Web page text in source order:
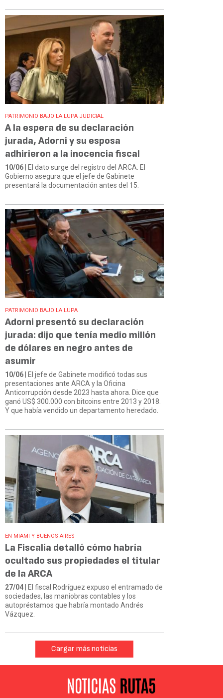
PATRIMONIO BAJO LA LUPA JUDICIAL
A la espera de su declaración
jurada, Adorni y su esposa
adhirieron a la inocencia fiscal
10/06 | El dato surge del registro del ARCA. El
Gobierno asegura que el jefe de Gabinete
presentará la documentación antes del 15.
PATRIMONIO BAJO LA LUPA
Adorni presentó su declaración
jurada: dijo que tenía medio millón
de dólares en negro antes de
asumir
10/06 | El jefe de Gabinete modificó todas sus
presentaciones ante ARCA y la Oficina
Anticorrupción desde 2023 hasta ahora. Dice que
ganó US$ 300.000 con bitcoins entre 2013 y 2018.
Y que había vendido un departamento heredado.
EN MIAMI Y BUENOS AIRES
La Fiscalía detalló cómo habría
ocultado sus propiedades el titular
de la ARCA
27/04 | El fiscal Rodríguez expuso el entramado de
sociedades, las maniobras contables y los
autopréstamos que habría montado Andrés
Vázquez.
Cargar más noticias